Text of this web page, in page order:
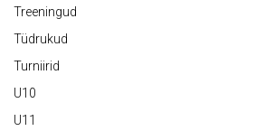
Treeningud
Tüdrukud
Turniirid
U10
U11